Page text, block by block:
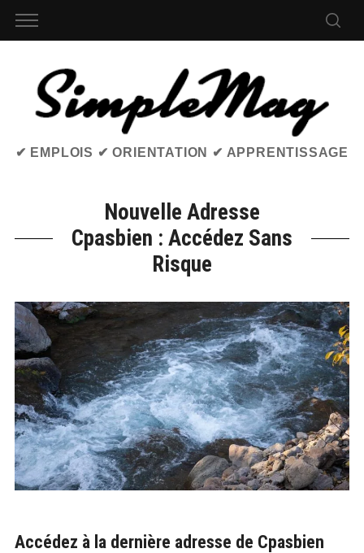
✔ EMPLOIS ✔ ORIENTATION ✔ APPRENTISSAGE
Nouvelle Adresse
Cpasbien : Accédez Sans
Risque
Accédez à la dernière adresse de Cpasbien